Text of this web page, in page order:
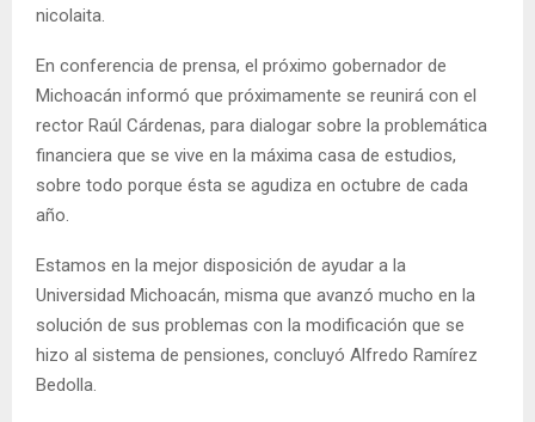
nicolaita.
En conferencia de prensa, el próximo gobernador de
Michoacán informó que próximamente se reunirá con el
rector Raúl Cárdenas, para dialogar sobre la problemática
financiera que se vive en la máxima casa de estudios,
sobre todo porque ésta se agudiza en octubre de cada
año.
Estamos en la mejor disposición de ayudar a la
Universidad Michoacán, misma que avanzó mucho en la
solución de sus problemas con la modificación que se
hizo al sistema de pensiones, concluyó Alfredo Ramírez
Bedolla.